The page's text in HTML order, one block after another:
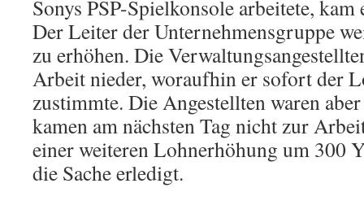
Sonys PSP-Spielkonsole arbeitete,
Der Leiter der Unternehmensgruppe
zu erhöhen. Die
Arbeit nieder, woraufhin er sofort der
zustimmte. Die Angestellten waren
kamen am nächsten Tag nicht zur
einer weiteren Lohnerhöhung um 300
die Sache erledigt.